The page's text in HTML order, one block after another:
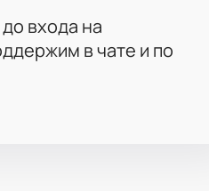
входа на
в чате и по